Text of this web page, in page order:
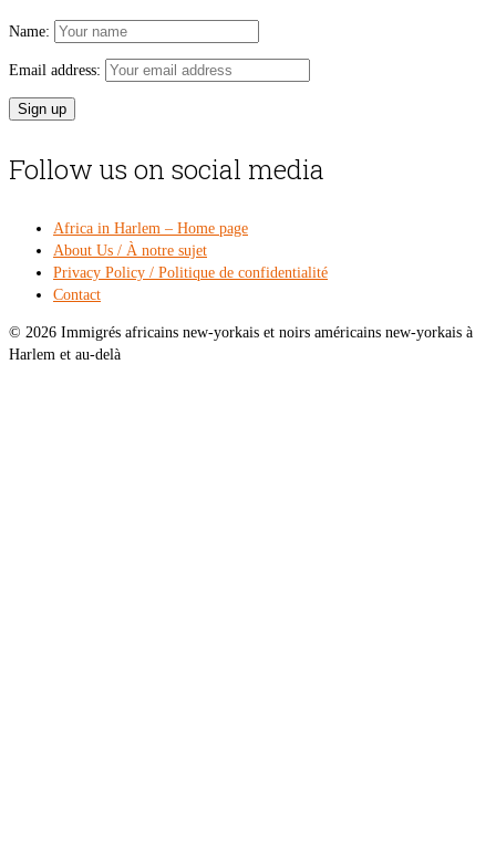
Name:
Email address:
Follow us on social media
Africa in Harlem – Home page
About Us / À notre sujet
Privacy Policy / Politique de confidentialité
Contact
© 2026 Immigrés africains new-yorkais et noirs américains new-yorkais à
Harlem et au-delà